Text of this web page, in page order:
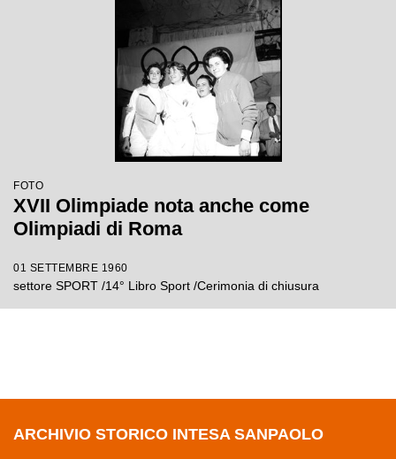
FOTO
XVII Olimpiade nota anche come
Olimpiadi di Roma
01 SETTEMBRE 1960
settore SPORT /14° Libro Sport /Cerimonia di chiusura
ARCHIVIO STORICO INTESA SANPAOLO